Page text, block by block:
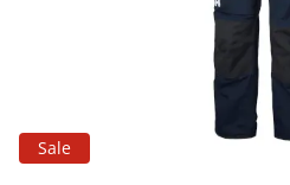
Sale